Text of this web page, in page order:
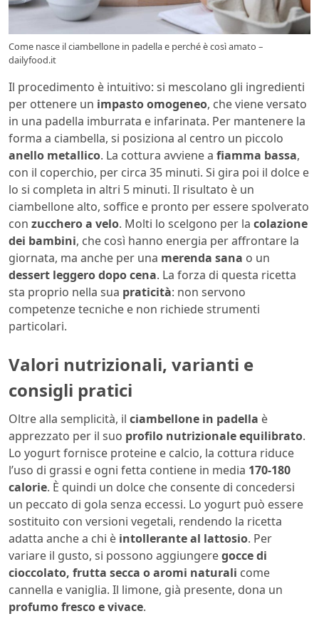
Come nasce il ciambellone in padella e perché è così amato –
dailyfood.it
Il procedimento è intuitivo: si mescolano gli ingredienti
per ottenere un impasto omogeneo, che viene versato
in una padella imburrata e infarinata. Per mantenere la
forma a ciambella, si posiziona al centro un piccolo
anello metallico. La cottura avviene a fiamma bassa,
con il coperchio, per circa 35 minuti. Si gira poi il dolce e
lo si completa in altri 5 minuti. Il risultato è un
ciambellone alto, soffice e pronto per essere spolverato
con zucchero a velo. Molti lo scelgono per la colazione
dei bambini, che così hanno energia per affrontare la
giornata, ma anche per una merenda sana o un
dessert leggero dopo cena. La forza di questa ricetta
sta proprio nella sua praticità: non servono
competenze tecniche e non richiede strumenti
particolari.
Valori nutrizionali, varianti e
consigli pratici
Oltre alla semplicità, il ciambellone in padella è
apprezzato per il suo profilo nutrizionale equilibrato.
Lo yogurt fornisce proteine e calcio, la cottura riduce
l’uso di grassi e ogni fetta contiene in media 170-180
calorie. È quindi un dolce che consente di concedersi
un peccato di gola senza eccessi. Lo yogurt può essere
sostituito con versioni vegetali, rendendo la ricetta
adatta anche a chi è intollerante al lattosio. Per
variare il gusto, si possono aggiungeregocce di
cioccolato, frutta secca o aromi naturali come
cannella e vaniglia. Il limone, già presente, dona un
profumo fresco e vivace.